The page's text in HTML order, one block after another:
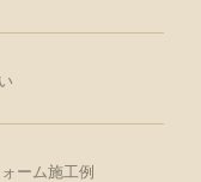
ーム施工例